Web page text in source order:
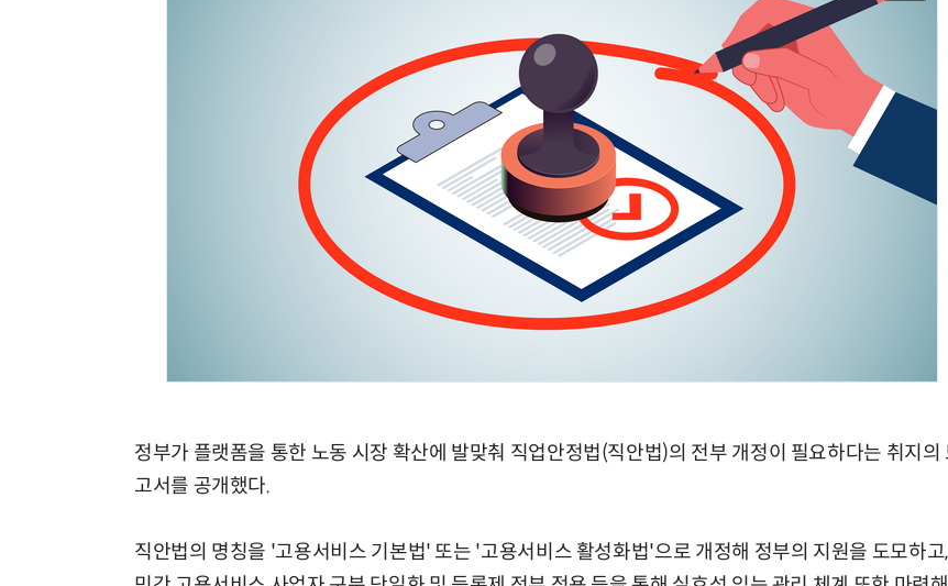
정부가 플랫폼을 통한 노동 시장 확산에 발맞춰 직업안정법(직안법)의 전부 개정이 필요하다는 취지의
고서를 공개했다.
직안법의 명칭을 '고용서비스 기본법' 또는 '고용서비스 활성화법'으로 개정해 정부의 지원을 도모하고,
세븐일레븐, 해외 지역 명물 라
매 300만개 돌파
10 “쿠팡, 7월 결제액 6조1100억 '
최대'…쿠팡이츠도 신기록”
AI × Design : UX 디자이너의 5가지 생존 전략과 실전 대응